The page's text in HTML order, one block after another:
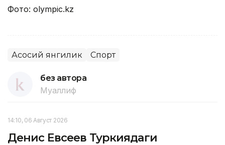
Фото: оlympic.kz
Асосий янгилик Спорт
без автора
Муаллиф
14:10, 06 Август 2026
Денис Евсеев Туркиядаги